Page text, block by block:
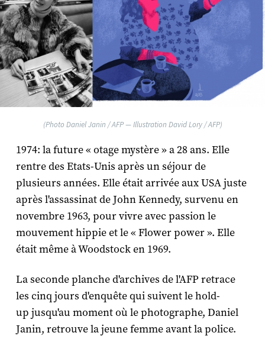
(Photo Daniel Janin / AFP — Illustration David Lory / AFP)
1974: la future « otage mystère » a 28 ans. Elle
rentre des Etats-Unis après un séjour de
plusieurs années. Elle était arrivée aux USA juste
après l'assassinat de John Kennedy, survenu en
novembre 1963, pour vivre avec passion le
mouvement hippie et le « Flower power ». Elle
était même à Woodstock en 1969.
La seconde planche d'archives de l'AFP retrace
les cinq jours d'enquête qui suivent le hold-
up jusqu'au moment où le photographe, Daniel
Janin, retrouve la jeune femme avant la police.